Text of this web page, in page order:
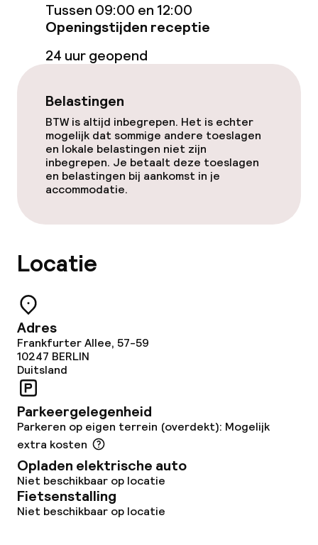
Betaalde wifi
TV lounge
Eet- en drinkdiensten
Ontbijtbuffet
Beleid
dan de 5 kg)
Tussen 09:00 en 12:00
Openingstijden receptie
24 uur geopend
Belastingen
BTW is altijd inbegrepen. Het is echter
mogelijk dat sommige andere toeslagen
en lokale belastingen niet zijn
inbegrepen. Je betaalt deze toeslagen
en belastingen bij aankomst in je
accommodatie.
Locatie
Adres
Frankfurter Allee, 57-59
10247 BERLIN
Duitsland
Parkeergelegenheid
Parkeren op eigen terrein (overdekt): Mogelijk
extra kosten
Opladen elektrische auto
Niet beschikbaar op locatie
Fietsenstalling
Niet beschikbaar op locatie